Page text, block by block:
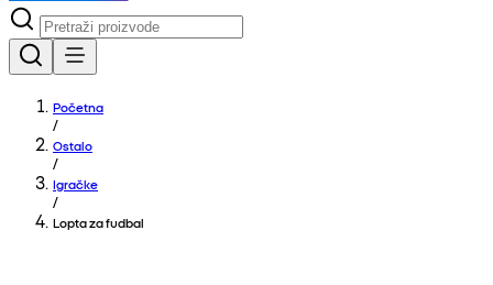
Početna
/
Ostalo
/
Igračke
/
Lopta za fudbal